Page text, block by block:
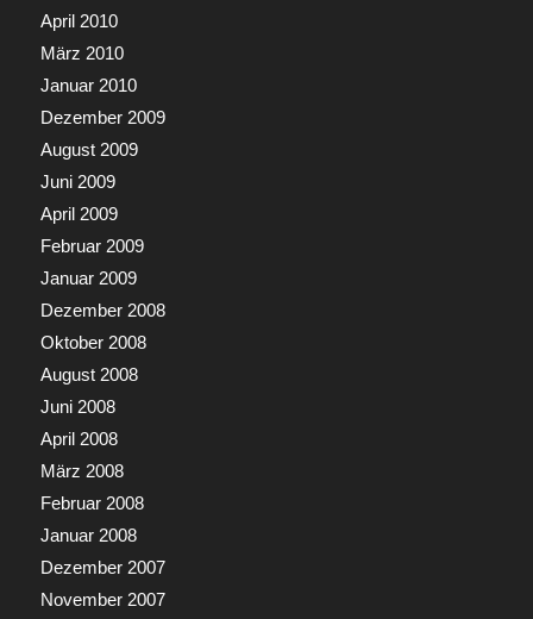
April 2010
März 2010
Januar 2010
Dezember 2009
August 2009
Juni 2009
April 2009
Februar 2009
Januar 2009
Dezember 2008
Oktober 2008
August 2008
Juni 2008
April 2008
März 2008
Februar 2008
Januar 2008
Dezember 2007
November 2007